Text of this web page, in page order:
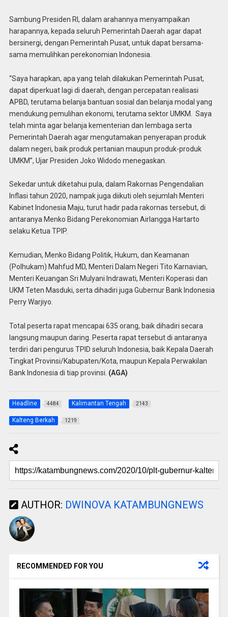
Sambung Presiden RI, dalam arahannya menyampaikan
harapannya, kepada seluruh Pemerintah Daerah agar dapat
bersinergi, dengan Pemerintah Pusat, untuk dapat bersama-
sama memulihkan perekonomian Indonesia.
“Saya harapkan, apa yang telah dilakukan Pemerintah Pusat,
dapat diperkuat lagi di daerah, dengan percepatan realisasi
APBD, terutama belanja bantuan sosial dan belanja modal yang
mendukung pemulihan ekonomi, terutama sektor UMKM. Saya
telah minta agar belanja kementerian dan lembaga serta
Pemerintah Daerah agar mengutamakan penyerapan produk
dalam negeri, baik produk pertanian maupun produk-produk
UMKM”, Ujar Presiden Joko Widodo menegaskan.
Sekedar untuk diketahui pula, dalam Rakornas Pengendalian
Inflasi tahun 2020, nampak juga diikuti oleh sejumlah Menteri
Kabinet Indonesia Maju, turut hadir pada rakornas tersebut, di
antaranya Menko Bidang Perekonomian Airlangga Hartarto
selaku Ketua TPIP.
Kemudian, Menko Bidang Politik, Hukum, dan Keamanan
(Polhukam) Mahfud MD, Menteri Dalam Negeri Tito Karnavian,
Menteri Keuangan Sri Mulyani Indrawati, Menteri Koperasi dan
UKM Teten Masduki, serta dihadiri juga Gubernur Bank Indonesia
Perry Warjiyo.
Total peserta rapat mencapai 635 orang, baik dihadiri secara
langsung maupun daring. Peserta rapat tersebut di antaranya
terdiri dari pengurus TPID seluruh Indonesia, baik Kepala Daerah
Tingkat Provinsi/Kabupaten/Kota, maupun Kepala Perwakilan
Bank Indonesia di tiap provinsi. (AGA)
Headline 4484 Kalimantan Tengah 2143
Kalteng Berkah 1219
AUTHOR: DWINOVA KATAMBUNGNEWS
RECOMMENDED FOR YOU